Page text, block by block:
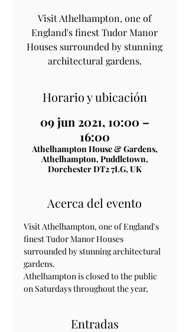
Visit Athelhampton, one of
England's finest Tudor Manor
Houses surrounded by stunning
architectural gardens.
Horario y ubicación
09 jun 2021, 10:00 –
16:00
Athelhampton House & Gardens,
Athelhampton, Puddletown,
Dorchester DT2 7LG, UK
Acerca del evento
Visit Athelhampton, one of England's
finest Tudor Manor Houses
surrounded by stunning architectural
gardens.
Athelhampton is closed to the public
on Saturdays throughout the year,
Entradas